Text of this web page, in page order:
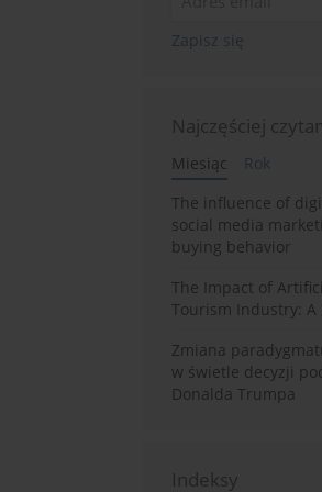
Zapisz się
Najczęściej
Miesiąc
Rok
The influence of
social media
buying behavior
The Impact of
Tourism Industry: A
Zmiana
w świetle decyzji
Donalda Trumpa
Indeksy